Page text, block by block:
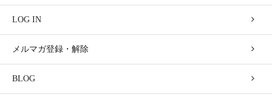
LOG IN
メルマガ登録・解除
BLOG